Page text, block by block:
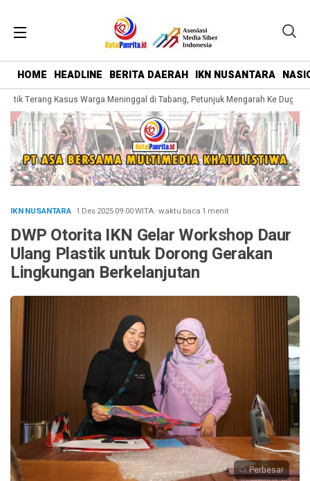
HOME HEADLINE BERITA DAERAH IKN NUSANTARA
Terang Kasus Warga Meninggal di Tabang, Petunjuk Mengarah Ke Dugaan
IKN NUSANTARA· 1 Des 202509:00WITA·waktu baca 1 menit
DWP Otorita IKN Gelar Workshop Daur
Ulang Plastik untuk Dorong Gerakan
Lingkungan Berkelanjutan
Perbesar